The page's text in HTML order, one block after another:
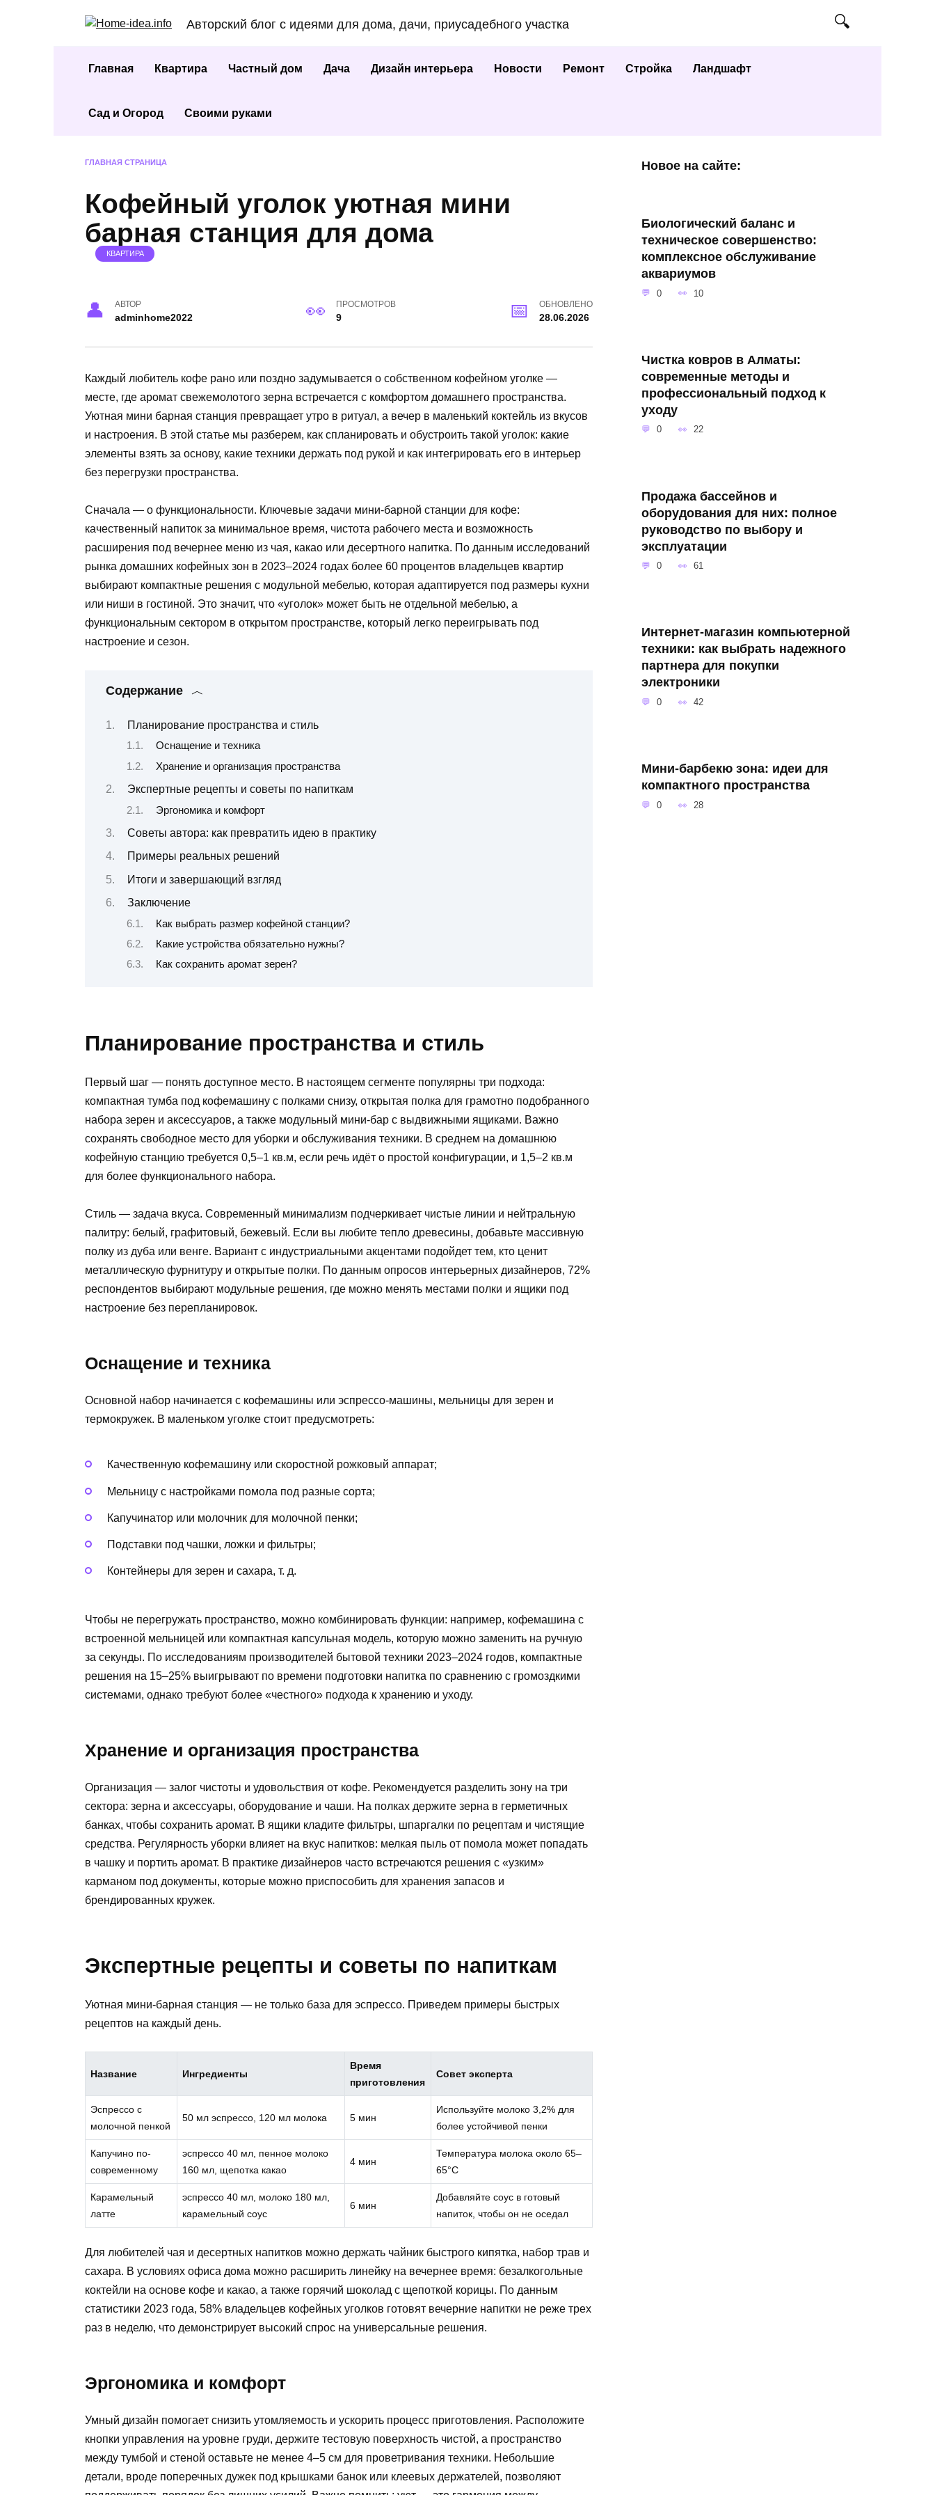
Авторский блог с идеями для дома, дачи, приусадебного участка
Главная Квартира Частный дом Дача Дизайн интерьера Новости Ремонт Стройка Ландшафт
Сад и Огород Своими руками
ГЛАВНАЯ СТРАНИЦА
Кофейный уголок уютная мини
барная станция для дома
КВАРТИРА
АВТОР
adminhome2022
ПРОСМОТРОВ
9
ОБНОВЛЕНО
28.06.2026
Каждый любитель кофе рано или поздно задумывается о собственном кофейном уголке —
месте, где аромат свежемолотого зерна встречается с комфортом домашнего пространства.
Уютная мини барная станция превращает утро в ритуал, а вечер в маленький коктейль из вкусов
и настроения. В этой статье мы разберем, как спланировать и обустроить такой уголок: какие
элементы взять за основу, какие техники держать под рукой и как интегрировать его в интерьер
без перегрузки пространства.
Сначала — о функциональности. Ключевые задачи мини-барной станции для кофе:
качественный напиток за минимальное время, чистота рабочего места и возможность
расширения под вечернее меню из чая, какао или десертного напитка. По данным исследований
рынка домашних кофейных зон в 2023–2024 годах более 60 процентов владельцев квартир
выбирают компактные решения с модульной мебелью, которая адаптируется под размеры кухни
или ниши в гостиной. Это значит, что «уголок» может быть не отдельной мебелью, а
функциональным сектором в открытом пространстве, который легко переигрывать под
настроение и сезон.
Содержание
Планирование пространства и стиль
Оснащение и техника
Хранение и организация пространства
Экспертные рецепты и советы по напиткам
Эргономика и комфорт
Советы автора: как превратить идею в практику
Примеры реальных решений
Итоги и завершающий взгляд
Заключение
Как выбрать размер кофейной станции?
Какие устройства обязательно нужны?
Как сохранить аромат зерен?
Планирование пространства и стиль
Первый шаг — понять доступное место. В настоящем сегменте популярны три подхода:
компактная тумба под кофемашину с полками снизу, открытая полка для грамотно подобранного
набора зерен и аксессуаров, а также модульный мини-бар с выдвижными ящиками. Важно
сохранять свободное место для уборки и обслуживания техники. В среднем на домашнюю
кофейную станцию требуется 0,5–1 кв.м, если речь идёт о простой конфигурации, и 1,5–2 кв.м
для более функционального набора.
Стиль — задача вкуса. Современный минимализм подчеркивает чистые линии и нейтральную
палитру: белый, графитовый, бежевый. Если вы любите тепло древесины, добавьте массивную
полку из дуба или венге. Вариант с индустриальными акцентами подойдет тем, кто ценит
металлическую фурнитуру и открытые полки. По данным опросов интерьерных дизайнеров, 72%
респондентов выбирают модульные решения, где можно менять местами полки и ящики под
настроение без перепланировок.
Оснащение и техника
Основной набор начинается с кофемашины или эспрессо-машины, мельницы для зерен и
термокружек. В маленьком уголке стоит предусмотреть:
Качественную кофемашину или скоростной рожковый аппарат;
Мельницу с настройками помола под разные сорта;
Капучинатор или молочник для молочной пенки;
Подставки под чашки, ложки и фильтры;
Контейнеры для зерен и сахара, т. д.
Чтобы не перегружать пространство, можно комбинировать функции: например, кофемашина с
встроенной мельницей или компактная капсульная модель, которую можно заменить на ручную
за секунды. По исследованиям производителей бытовой техники 2023–2024 годов, компактные
решения на 15–25% выигрывают по времени подготовки напитка по сравнению с громоздкими
системами, однако требуют более «честного» подхода к хранению и уходу.
Хранение и организация пространства
Организация — залог чистоты и удовольствия от кофе. Рекомендуется разделить зону на три
сектора: зерна и аксессуары, оборудование и чаши. На полках держите зерна в герметичных
банках, чтобы сохранить аромат. В ящики кладите фильтры, шпаргалки по рецептам и чистящие
средства. Регулярность уборки влияет на вкус напитков: мелкая пыль от помола может попадать
в чашку и портить аромат. В практике дизайнеров часто встречаются решения с «узким»
карманом под документы, которые можно приспособить для хранения запасов и
брендированных кружек.
Экспертные рецепты и советы по напиткам
Уютная мини-барная станция — не только база для эспрессо. Приведем примеры быстрых
рецептов на каждый день.
Название Ингредиенты
Время
приготовления
Совет эксперта
Эспрессо с
молочной пенкой
50 мл эспрессо, 120 мл молока 5 мин
Используйте молоко 3,2% для
более устойчивой пенки
Капучино по-
современному
эспрессо 40 мл, пенное молоко
160 мл, щепотка какао
4 мин
Температура молока около 65–
65°C
Карамельный
латте
эспрессо 40 мл, молоко 180 мл,
карамельный соус
6 мин
Добавляйте соус в готовый
напиток, чтобы он не оседал
Для любителей чая и десертных напитков можно держать чайник быстрого кипятка, набор трав и
сахара. В условиях офиса дома можно расширить линейку на вечернее время: безалкогольные
коктейли на основе кофе и какао, а также горячий шоколад с щепоткой корицы. По данным
статистики 2023 года, 58% владельцев кофейных уголков готовят вечерние напитки не реже трех
раз в неделю, что демонстрирует высокий спрос на универсальные решения.
Эргономика и комфорт
Умный дизайн помогает снизить утомляемость и ускорить процесс приготовления. Расположите
кнопки управления на уровне груди, держите тестовую поверхность чистой, а пространство
между тумбой и стеной оставьте не менее 4–5 см для проветривания техники. Небольшие
детали, вроде поперечных дужек под крышками банок или клеевых держателей, позволяют
Новое на сайте:
Биологический баланс и
техническое совершенство:
комплексное обслуживание
аквариумов
0 10
Чистка ковров в Алматы:
современные методы и
профессиональный подход к
уходу
0 22
Продажа бассейнов и
оборудования для них: полное
руководство по выбору и
эксплуатации
0 61
Интернет-магазин компьютерной
техники: как выбрать надежного
партнера для покупки
электроники
0 42
Мини-барбекю зона: идеи для
компактного пространства
0 28